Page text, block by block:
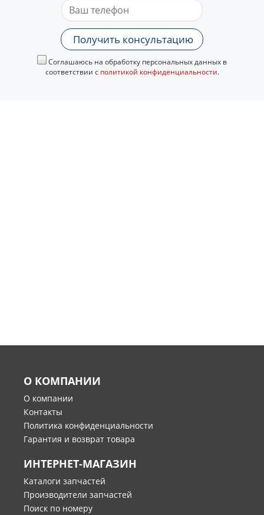
Получить консультацию
Соглашаюсь на обработку персональных данных в
соответствии с политикой конфиденциальности.
О КОМПАНИИ
О компании
Контакты
Политика конфиденциальности
Гарантия и возврат товара
ИНТЕРНЕТ-МАГАЗИН
Каталоги запчастей
Производители запчастей
Поиск по номеру